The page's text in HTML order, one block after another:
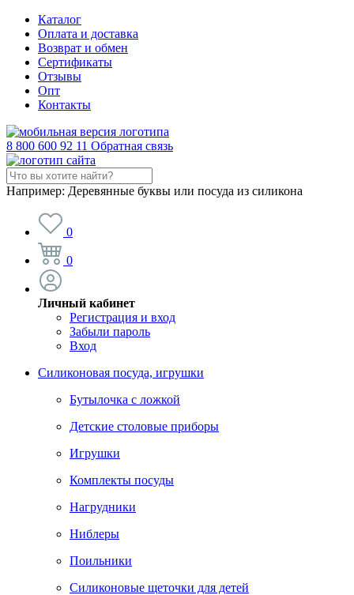
Каталог
Оплата и доставка
Возврат и обмен
Сертификаты
Отзывы
Опт
Контакты
8 800 600 92 11 Обратная связь
Например: Деревянные буквы или посуда из силикона
0
0
Личный кабинет
Регистрация и вход
Забыли пароль
Вход
Силиконовая посуда, игрушки
Бутылочка с ложкой
Детские столовые приборы
Игрушки
Комплекты посуды
Нагрудники
Ниблеры
Поильники
Силиконовые щеточки для детей